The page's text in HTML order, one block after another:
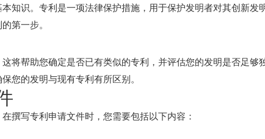
知识。专利是一项法律保护措施，用于保护发明者对其创新发
第一步。
将帮助您确定是否已有类似的专利，并评估您的发明是否足够
您的发明与现有专利有所区别。
撰写专利申请文件时，您需要包括以下内容：